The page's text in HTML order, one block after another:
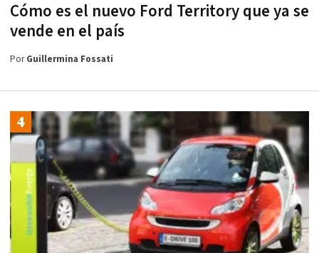
Cómo es el nuevo Ford Territory que ya se
vende en el país
PorGuillermina Fossati